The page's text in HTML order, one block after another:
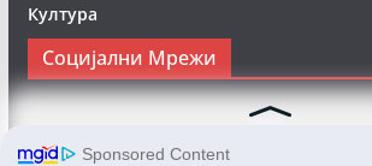
Култура
Социјални Мрежи